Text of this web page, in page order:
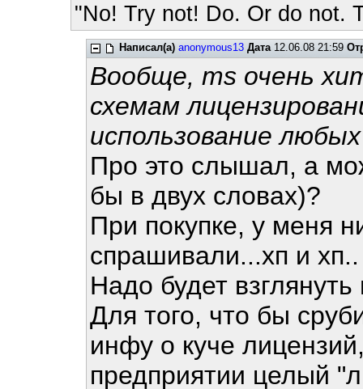
"No! Try not! Do. Or do not.
Написал(а) anonymous13 Дата12.06.08 21:59
Вообще, ms очень
схемам
использование
Про это слышал, а
бы в двух словах)?
При покупке, у меня
спрашивали...хп и хп..
Надо будет
Для того, что бы
инфу о куче
предприятии целый